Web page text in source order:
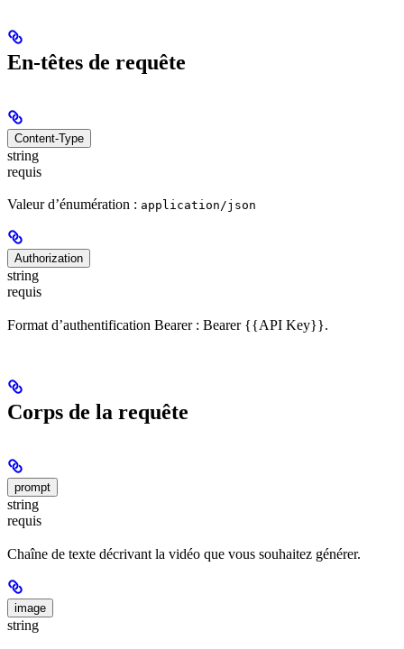
En-têtes de requête
Content-Type
string
requis
Valeur d’énumération : application/json
Authorization
string
requis
Format d’authentification Bearer : Bearer {{API Key}}.
Corps de la requête
prompt
string
requis
Chaîne de texte décrivant la vidéo que vous souhaitez générer.
image
string